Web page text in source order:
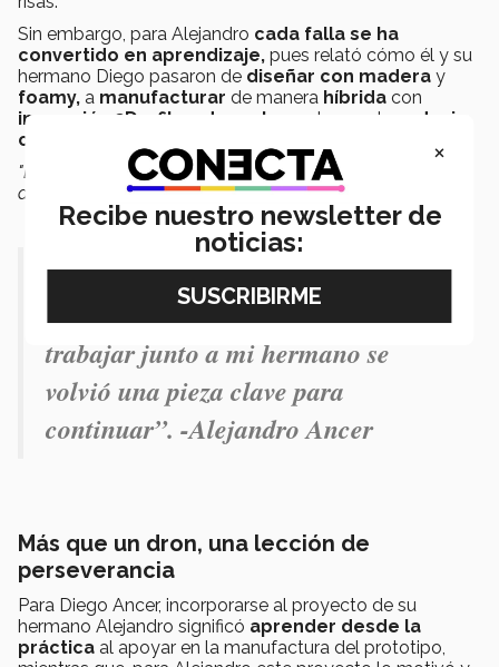
Sin embargo, para Alejandro cada falla se ha
convertido en aprendizaje, pues relató cómo él y su
hermano Diego pasaron de diseñar con madera y
foamy, a manufacturar de manera híbrida con
impresión 3D
fibra de carbono , logrando
reducir
costos sin sacrificar funcionalidad
"Es un proyecto con visión de mercado real
académico"
, destacó el profesor Roberto Rodríguez.
“Esta propuesta fue encontrando su
propio rumbo y, en ese proceso,
trabajar junto a mi hermano se
volvió una pieza clave para
continuar”. -Alejandro Ancer
Más que un dron, una lección de
perseverancia
Para Diego Ancer, incorporarse al proyecto de su
hermano Alejandro significó aprender desde la
práctica al apoyar en la manufactura del prototipo,
×
Recibe nuestro newsletter de
noticias: